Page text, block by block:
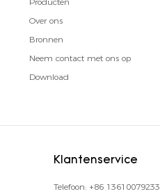
Over ons
Bronnen
Neem contact met ons op
Download
Klantenservice
Telefoon: +86 13610079233